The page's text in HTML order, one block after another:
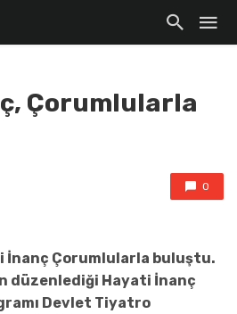
Çorumlularla
0
İnanç Çorumlularla buluştu.
düzenlediği Hayati İnanç
Devlet Tiyatro